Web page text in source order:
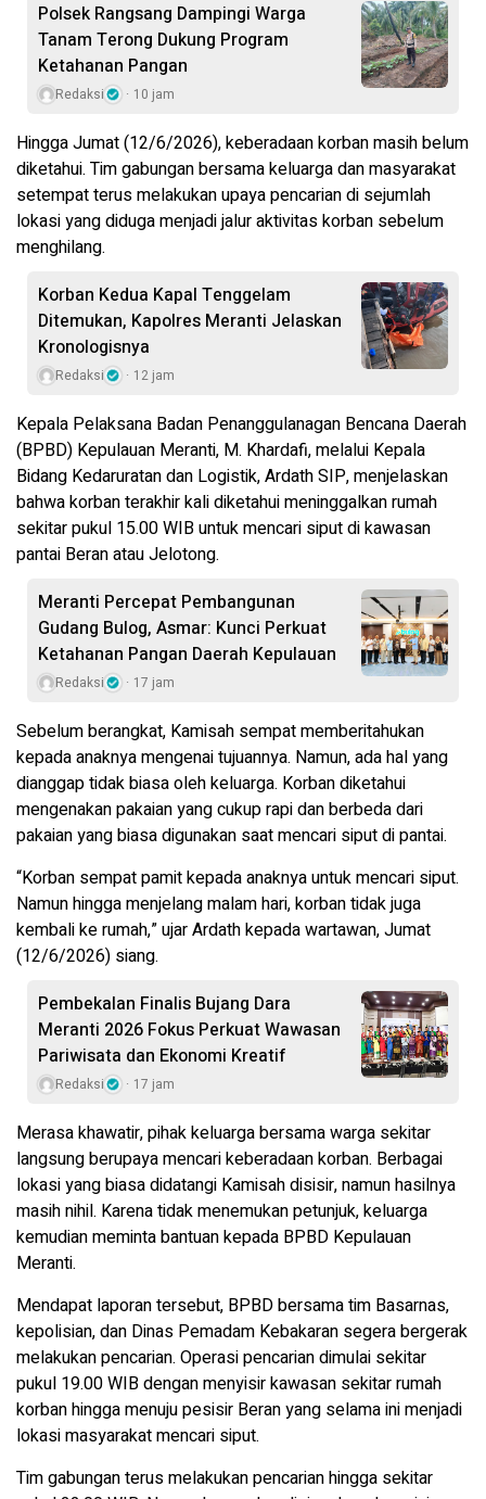
Polsek Rangsang Dampingi Warga
Tanam Terong Dukung Program
Ketahanan Pangan
Redaksi 10 jam
Hingga Jumat (12/6/2026), keberadaan korban masih belum
diketahui. Tim gabungan bersama keluarga dan masyarakat
setempat terus melakukan upaya pencarian di sejumlah
lokasi yang diduga menjadi jalur aktivitas korban sebelum
menghilang.
Korban Kedua Kapal Tenggelam
Ditemukan, Kapolres Meranti Jelaskan
Kronologisnya
Redaksi 12 jam
Kepala Pelaksana Badan Penanggulanagan Bencana Daerah
(BPBD) Kepulauan Meranti, M. Khardafi, melalui Kepala
Bidang Kedaruratan dan Logistik, Ardath SIP, menjelaskan
bahwa korban terakhir kali diketahui meninggalkan rumah
sekitar pukul 15.00 WIB untuk mencari siput di kawasan
pantai Beran atau Jelotong.
Meranti Percepat Pembangunan
Gudang Bulog, Asmar: Kunci Perkuat
Ketahanan Pangan Daerah Kepulauan
Redaksi 17 jam
Sebelum berangkat, Kamisah sempat memberitahukan
kepada anaknya mengenai tujuannya. Namun, ada hal yang
dianggap tidak biasa oleh keluarga. Korban diketahui
mengenakan pakaian yang cukup rapi dan berbeda dari
pakaian yang biasa digunakan saat mencari siput di pantai.
“Korban sempat pamit kepada anaknya untuk mencari siput.
Namun hingga menjelang malam hari, korban tidak juga
kembali ke rumah,” ujar Ardath kepada wartawan, Jumat
(12/6/2026) siang.
Pembekalan Finalis Bujang Dara
Meranti 2026 Fokus Perkuat Wawasan
Pariwisata dan Ekonomi Kreatif
Redaksi 17 jam
Merasa khawatir, pihak keluarga bersama warga sekitar
langsung berupaya mencari keberadaan korban. Berbagai
lokasi yang biasa didatangi Kamisah disisir, namun hasilnya
masih nihil. Karena tidak menemukan petunjuk, keluarga
kemudian meminta bantuan kepada BPBD Kepulauan
Meranti.
Mendapat laporan tersebut, BPBD bersama tim Basarnas,
kepolisian, dan Dinas Pemadam Kebakaran segera bergerak
melakukan pencarian. Operasi pencarian dimulai sekitar
pukul 19.00 WIB dengan menyisir kawasan sekitar rumah
korban hingga menuju pesisir Beran yang selama ini menjadi
lokasi masyarakat mencari siput.
Tim gabungan terus melakukan pencarian hingga sekitar